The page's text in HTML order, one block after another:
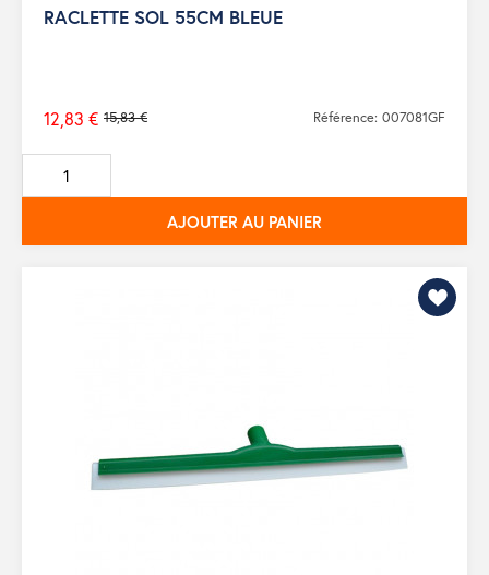
RACLETTE SOL 55CM BLEUE
Prix
de
base
15,83 €
12,83 € Référence: 007081GF
AJOUTER AU PANIER